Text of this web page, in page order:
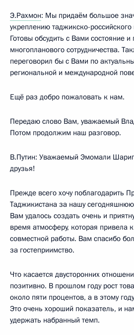
Э.Рахмон: Мы придаём большое
укреплению таджикско-
Готовы обсудить с Вами состояние
многопланового сотрудничества.
переговорил бы с Вами по
региональной и международной
Ещё раз добро пожаловать к нам.
Передаю слово Вам, уважаемый
Потом продолжим наш разговор.
В.Путин: Уважаемый Эмомали
друзья!
Прежде всего хочу поблагодарить
Таджикистана за нашу
Вам удалось создать очень и
время атмосферу, которая привела
совместной работы. Вам спасибо
за гостеприимство.
Что касается двусторонних
позитивно. В прошлом году рост
около пяти процентов, а в этому
Это очень хороший показатель, и
удержать набранный темп.